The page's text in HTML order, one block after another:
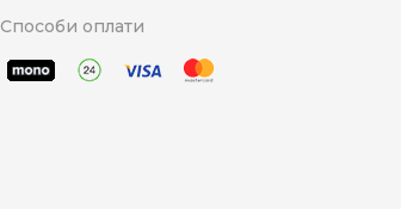
Способи оплати